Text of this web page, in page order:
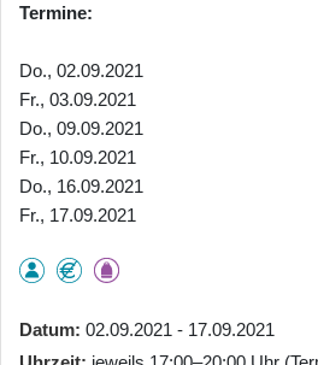
Termine:
Do., 02.09.2021
Fr., 03.09.2021
Do., 09.09.2021
Fr., 10.09.2021
Do., 16.09.2021
Fr., 17.09.2021
Datum 02.09.2021 - 17.09.2021